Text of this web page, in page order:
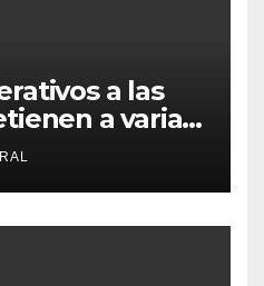
a las
a varias